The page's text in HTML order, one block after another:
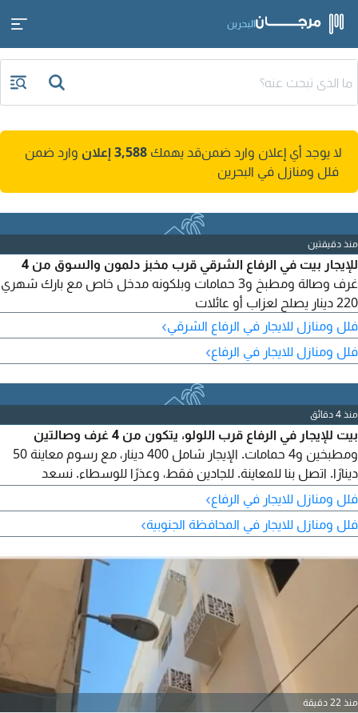
البحرين
لا يوجد أي إعلان وارد ضمنقد يهمك 3,588 إعلان
وارد ضمن
فلل ومنازل في البحرين
منذ دقيقتين
للإيجار بيت في الرفاع الشرقي قرب مخبز دلمون والسوق من 4
غرف وصالة ومطبخ و3 حمامات وبلكونه مدخل خاص مع بارك شهري
220 دينار يصلح لعزاب أو عائلات
فلل ومنازل للايجار في الرفاع الشرقي›
فلل ومنازل للايجار في الرفاع›
منذ 4 دقائق
بيت للإيجار في الرفاع قرب اللولو، يتكون من 4 غرف وصالتين
ومطبخين و4 حمامات. الإيجار شامل 400 دينار، مع رسوم معاينة 50
دينارًا. اتصل بنا للمعاينة. للجادين فقط، وعذرًا للوسطاء. نسعد
بخدمتكم.
فلل ومنازل للايجار في الرفاع›
فلل ومنازل للايجار في المحافظة الجنوبية›
منذ 22 دقيقة